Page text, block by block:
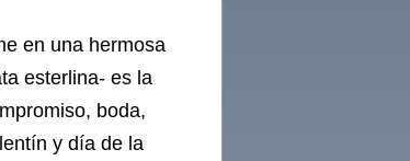
en una hermosa
esterlina- es la
boda,
y día de la